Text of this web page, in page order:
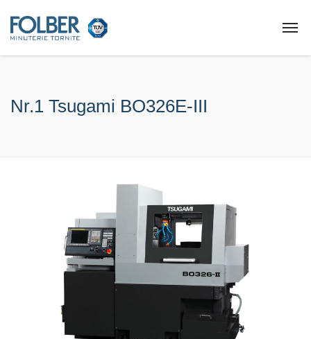
Nr.1 Tsugami BO326E-III